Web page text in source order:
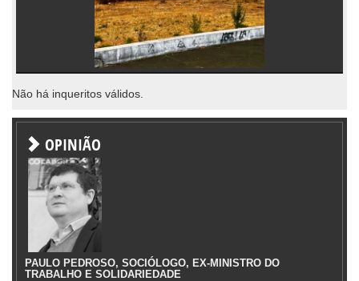
Não há inqueritos válidos.
OPINIÃO
PAULO PEDROSO, SOCIÓLOGO, EX-MINISTRO DO
TRABALHO E SOLIDARIEDADE